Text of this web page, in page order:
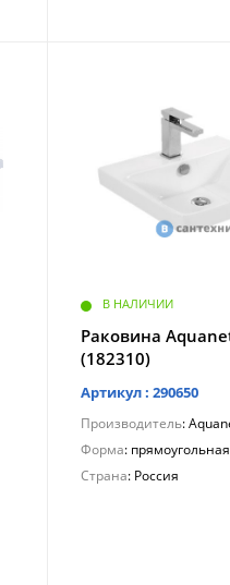
В НАЛИЧИИ
Раковина
(182310)
Артикул : 290650
Производитель:
Форма: прямоугольная
Страна: Россия